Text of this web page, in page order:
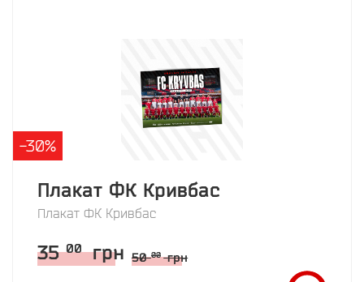
Плакат ФК Кривбас
Плакат ФК Кривбас
35 00 грн 50 00 грн
-30%